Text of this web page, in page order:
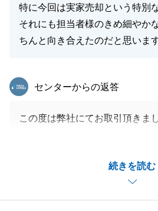
閉じる
特に今回は実家売却という特別
それにも担当者様のきめ細やか
ちんと向き合えたのだと思います
続きを読む
東急リバブル
センターからの返答
この度は弊社にてお取引頂きま
りご不安に感じさせてしまう場
お客様の多大なご協力があった
渡しを迎えることができたと思